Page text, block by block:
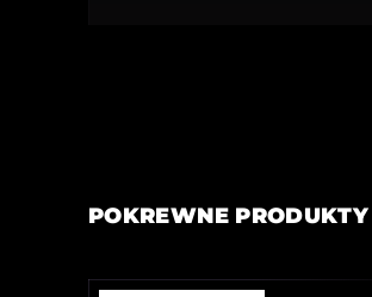
POKREWNE PRODUKTY